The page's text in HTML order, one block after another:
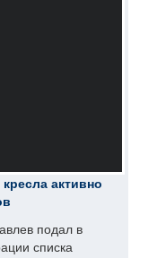
активно
подал в
списка